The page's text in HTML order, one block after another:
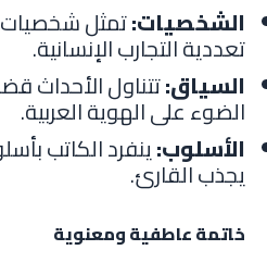
الشخصيات:تمثل
تعددية التجارب الإنسانية.
السياق:تتناول الأحداث
الضوء على الهوية العربية.
الأسلوب:ينفرد الكاتب
يجذب القارئ.
خاتمة عاطفية ومعنوية